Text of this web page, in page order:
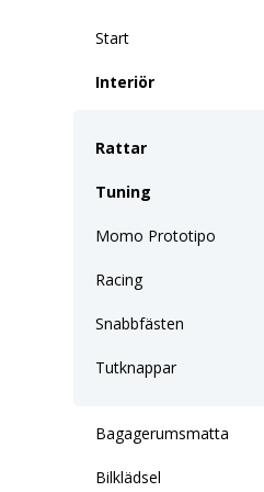
Start
Interiör
Rattar
Tuning
Momo Prototipo
Racing
Snabbfästen
Tutknappar
Bagagerumsmatta
Bilklädsel